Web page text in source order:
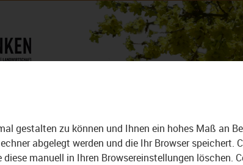
gestalten zu können und Ihnen ein hohes Maß an
abgelegt werden und die Ihr Browser speichert.
manuell in Ihren Browsereinstellungen löschen.